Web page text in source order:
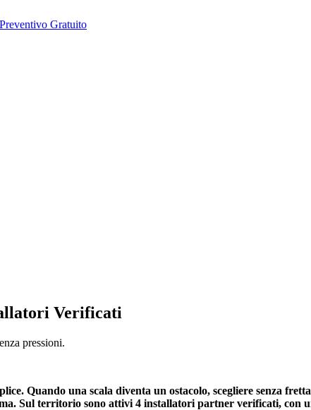
Preventivo Gratuito
Verificati
pressioni.
Quando una scala diventa un ostacolo, scegliere senza
Sul territorio sono attivi 4 installatori partner verificati, con